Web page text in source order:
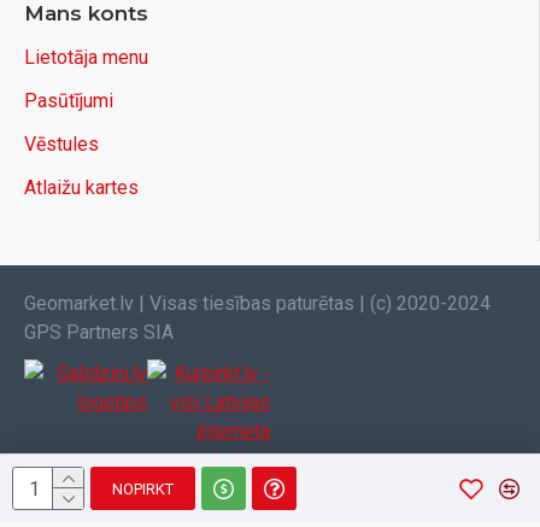
NOPIRKT
Mans konts
Lietotāja menu
Pasūtījumi
Vēstules
Atlaižu kartes
Geomarket.lv | Visas tiesības paturētas | (c) 2020-2024
GPS Partners SIA